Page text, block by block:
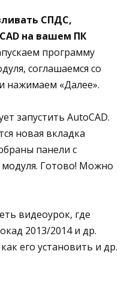
СПДС,
на вашем ПК
программу
соглашаемся со
нажимаем «Далее».
запустить AutoCAD.
новая вкладка
панели с
Готово! Можно
видеоурок, где
2013/2014 и др.
его установить и др.